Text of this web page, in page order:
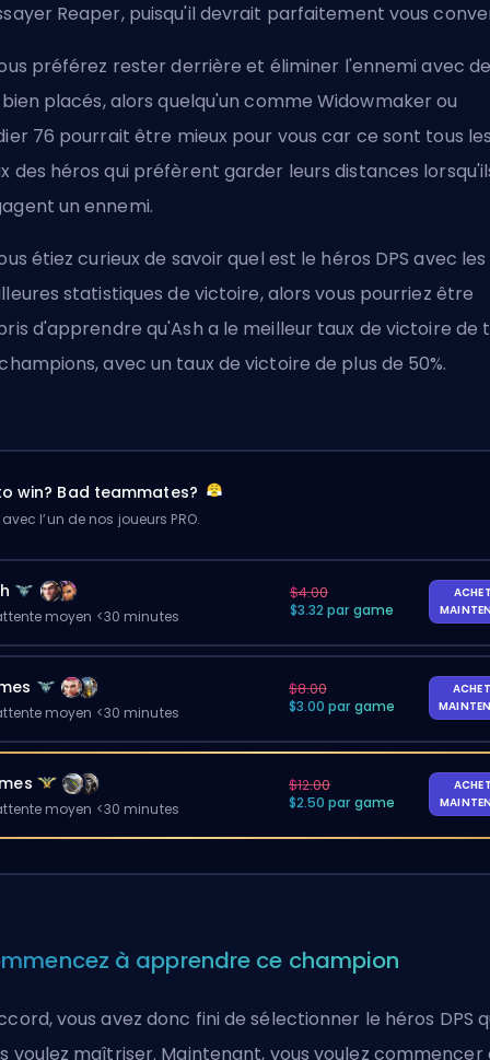
Reaper, puisqu'il devrait parfaitement vous
préférez rester derrière et éliminer l'ennemi avec
placés, alors quelqu'un comme Widowmaker ou
76 pourrait être mieux pour vous car ce sont tous les
des héros qui préfèrent garder leurs distances
un ennemi.
étiez curieux de savoir quel est le héros DPS avec les
statistiques de victoire, alors vous pourriez être
d'apprendre qu'Ash a le meilleur taux de victoire de
avec un taux de victoire de plus de 50%.
win? Bad teammates?
l’un de nos joueurs PRO.
moyen <30 minutes
$4.00
$3.32 par game
moyen <30 minutes
$8.00
$3.00 par game
moyen <30 minutes
$12.00
$2.50 par game
à apprendre ce champion
vous avez donc fini de sélectionner le héros DPS
voulez maîtriser. Maintenant, vous voulez commencer